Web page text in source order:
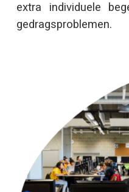
extra individuele
gedragsproblemen.